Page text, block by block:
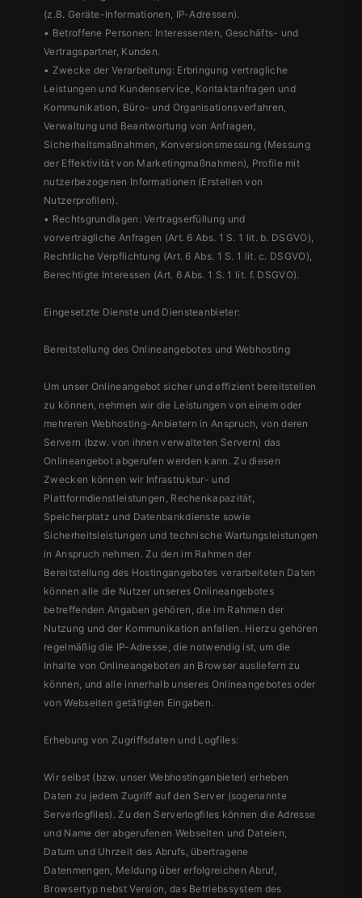
(z.B. Geräte-Informationen, IP-Adressen).
• Betroffene Personen: Interessenten, Geschäfts- und
Vertragspartner, Kunden.
• Zwecke der Verarbeitung: Erbringung vertragliche
Leistungen und Kundenservice, Kontaktanfragen und
Kommunikation, Büro- und Organisationsverfahren,
Verwaltung und Beantwortung von Anfragen,
Sicherheitsmaßnahmen, Konversionsmessung (Messung
der Effektivität von Marketingmaßnahmen), Profile mit
nutzerbezogenen Informationen (Erstellen von
Nutzerprofilen).
• Rechtsgrundlagen: Vertragserfüllung und
vorvertragliche Anfragen (Art. 6 Abs. 1 S. 1 lit. b. DSGVO),
Rechtliche Verpflichtung (Art. 6 Abs. 1 S. 1 lit. c. DSGVO),
Berechtigte Interessen (Art. 6 Abs. 1 S. 1 lit. f. DSGVO).
Eingesetzte Dienste und Diensteanbieter:
Bereitstellung des Onlineangebotes und Webhosting
Um unser Onlineangebot sicher und effizient bereitstellen
zu können, nehmen wir die Leistungen von einem oder
mehreren Webhosting-Anbietern in Anspruch, von deren
Servern (bzw. von ihnen verwalteten Servern) das
Onlineangebot abgerufen werden kann. Zu diesen
Zwecken können wir Infrastruktur- und
Plattformdienstleistungen, Rechenkapazität,
Speicherplatz und Datenbankdienste sowie
Sicherheitsleistungen und technische Wartungsleistungen
in Anspruch nehmen. Zu den im Rahmen der
Bereitstellung des Hostingangebotes verarbeiteten Daten
können alle die Nutzer unseres Onlineangebotes
betreffenden Angaben gehören, die im Rahmen der
Nutzung und der Kommunikation anfallen. Hierzu gehören
regelmäßig die IP-Adresse, die notwendig ist, um die
Inhalte von Onlineangeboten an Browser ausliefern zu
können, und alle innerhalb unseres Onlineangebotes oder
von Webseiten getätigten Eingaben.
Erhebung von Zugriffsdaten und Logfiles:
Wir selbst (bzw. unser Webhostinganbieter) erheben
Daten zu jedem Zugriff auf den Server (sogenannte
Serverlogfiles). Zu den Serverlogfiles können die Adresse
und Name der abgerufenen Webseiten und Dateien,
Datum und Uhrzeit des Abrufs, übertragene
Datenmengen, Meldung über erfolgreichen Abruf,
Browsertyp nebst Version, das Betriebssystem des